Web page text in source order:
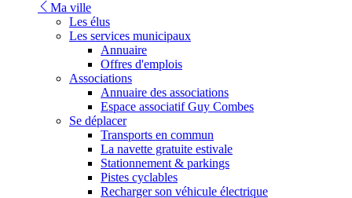
Ma ville
Les élus
Les services municipaux
Annuaire
Offres d'emplois
Associations
Annuaire des associations
Espace associatif Guy Combes
Se déplacer
Transports en commun
La navette gratuite estivale
Stationnement & parkings
Pistes cyclables
Recharger son véhicule électrique